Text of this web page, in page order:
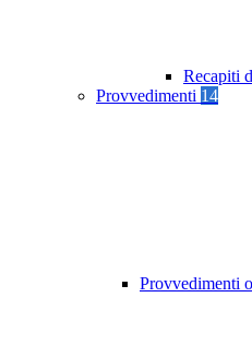
Recapiti
Provvedimenti 14
Provvedimenti